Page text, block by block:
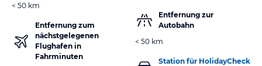
< 50 km
Entfernung zum
nächstgelegenen
Flughafen in
Fahrminuten
Entfernung zur
Autobahn
< 50 km
Station für HolidayCheck